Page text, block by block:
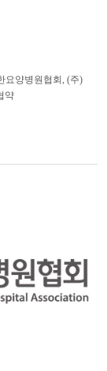
요양병원협회, (주)
약
사 곽은식)는 21...